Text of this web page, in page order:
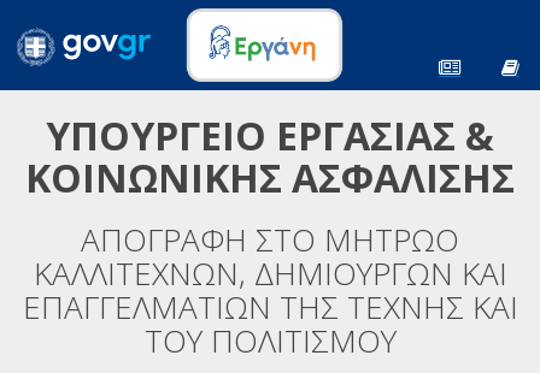
ΥΠΟΥΡΓΕΙΟ ΕΡΓΑΣΙΑΣ &
ΚΟΙΝΩΝΙΚΗΣ ΑΣΦΑΛΙΣΗΣ
ΑΠΟΓΡΑΦΗ ΣΤΟ ΜΗΤΡΩΟ
ΚΑΛΛΙΤΕΧΝΩΝ, ΔΗΜΙΟΥΡΓΩΝ ΚΑΙ
ΕΠΑΓΓΕΛΜΑΤΙΩΝ ΤΗΣ ΤΕΧΝΗΣ ΚΑΙ
ΤΟΥ ΠΟΛΙΤΙΣΜΟΥ